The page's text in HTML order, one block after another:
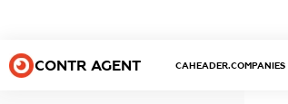
CONTR AGENT CAHEADER.COMPANIES